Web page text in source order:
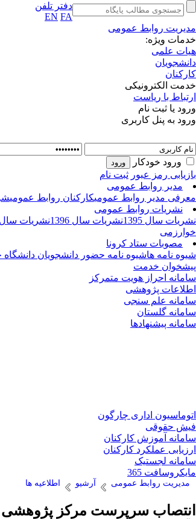
دفتر تلفن
EN FA
مدیریت روابط عمومی
خدمات ویژه:
هیات علمی
دانشجویان
کارکنان
خدمت الکترونیکی
ارتباط با ریاست
ورود یا ثبت نام
ورود به پنل کاربری
ورود خودکار
بازیابی رمز عبور ثبت نام
مدیر روابط عمومی
معرفی مدیر روابط عمومیکارکنان روابط عمومی
نشریات روابط عمومی
نشریات سال 1395
نشریات سال 1396 نشریات سال 1397
خوارزمی
مصوبات ستاد کرونا
شیوه نامه هاشیوه نامه حضور دانشجویان دانشگاه
پیشخوان خدمت
سامانه احراز هویت متمرکز
اطلاعات پژوهشی
سامانه علم سنجی
سامانه گلستان
سامانه پیشنهادها
اتوماسیون اداری چارگون
فیش حقوقی
سامانه آموزش کارکنان
ارزیابی عملکرد کارکنان
سامانه لجستیک
مایکروسافت 365
مدیریت روابط عمومی آرشیو اطلاعیه ها
انتصاب سرپرست مرکز